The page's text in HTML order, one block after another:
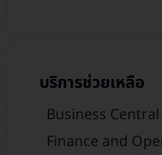
บริการช่วยเหลือ
Business Central
Finance and